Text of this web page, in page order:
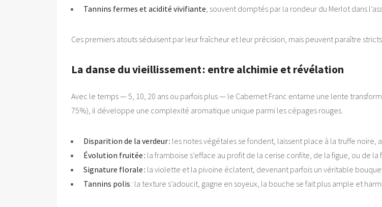
Tannins fermes et acidité vivifiante , souvent domptés par la rondeur du Merlot dans
Ces premiers atouts séduisent par leur fraîcheur et leur précision, mais peuvent paraître
La danse du vieillissement : entre alchimie et révélation
Avec le temps — 5, 10, 20 ans ou parfois plus — le Cabernet Franc entame une lente
75%), il développe une complexité aromatique unique parmi les cépages rouges.
Disparition de la verdeur : les notes végétales se fondent, laissent place à la truffe noire,
Évolution fruitée : la framboise s’efface au profit de la cerise confite, de la figue, ou de la
Signature florale : la violette et la pivoine éclatent, devenant parfois un véritable
Tannins polis : la texture s’adoucit, gagne en soyeux, la bouche se fait plus ample et